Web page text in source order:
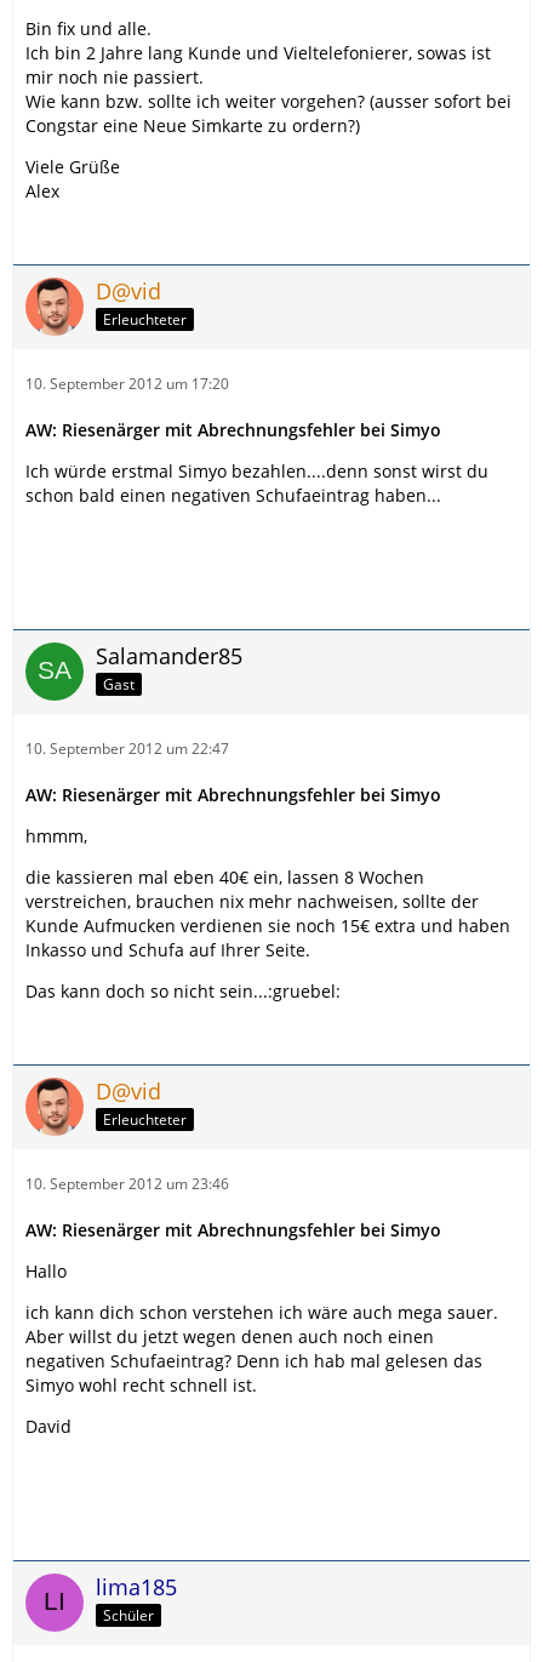
Bin fix und alle.
Ich bin 2 Jahre lang Kunde und Vieltelefonierer, sowas ist
mir noch nie passiert.
Wie kann bzw. sollte ich weiter vorgehen? (ausser sofort bei
Congstar eine Neue Simkarte zu ordern?)
Viele Grüße
Alex
D@vid
Erleuchteter
10. September 2012 um 17:20
AW: Riesenärger mit Abrechnungsfehler bei Simyo
Ich würde erstmal Simyo bezahlen....denn sonst wirst du
schon bald einen negativen Schufaeintrag haben...
Salamander85
Gast
10. September 2012 um 22:47
AW: Riesenärger mit Abrechnungsfehler bei Simyo
hmmm,
die kassieren mal eben 40€ ein, lassen 8 Wochen
verstreichen, brauchen nix mehr nachweisen, sollte der
Kunde Aufmucken verdienen sie noch 15€ extra und haben
Inkasso und Schufa auf Ihrer Seite.
Das kann doch so nicht sein...:gruebel:
D@vid
Erleuchteter
10. September 2012 um 23:46
AW: Riesenärger mit Abrechnungsfehler bei Simyo
Hallo
ich kann dich schon verstehen ich wäre auch mega sauer.
Aber willst du jetzt wegen denen auch noch einen
negativen Schufaeintrag? Denn ich hab mal gelesen das
Simyo wohl recht schnell ist.
David
lima185
Schüler